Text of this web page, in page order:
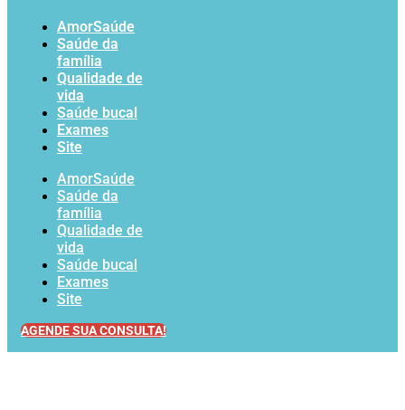
AmorSaúde
Saúde da
família
Qualidade de
vida
Saúde bucal
Exames
Site
AmorSaúde
Saúde da
família
Qualidade de
vida
Saúde bucal
Exames
Site
AGENDE SUA CONSULTA!